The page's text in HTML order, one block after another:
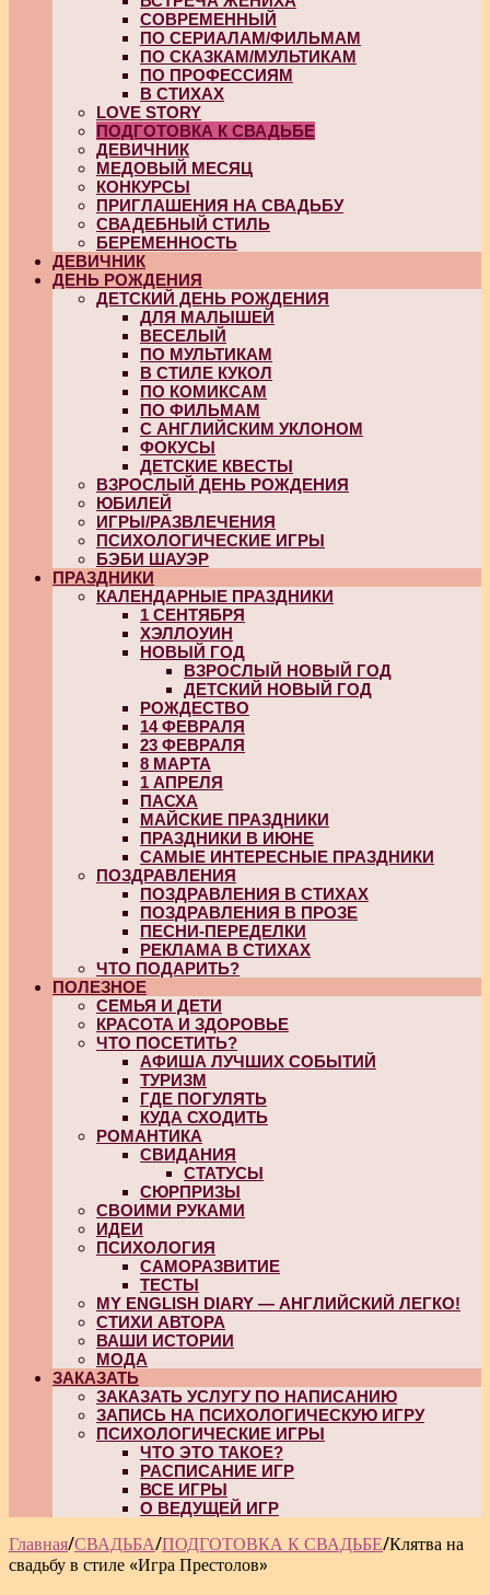
СОВРЕМЕННЫЙ
ПО СЕРИАЛАМ/ФИЛЬМАМ
ПО СКАЗКАМ/МУЛЬТИКАМ
ПО ПРОФЕССИЯМ
В СТИХАХ
LOVE STORY
ПОДГОТОВКА К СВАДЬБЕ
ДЕВИЧНИК
МЕДОВЫЙ МЕСЯЦ
КОНКУРСЫ
ПРИГЛАШЕНИЯ НА СВАДЬБУ
СВАДЕБНЫЙ СТИЛЬ
БЕРЕМЕННОСТЬ
ДЕВИЧНИК
ДЕНЬ РОЖДЕНИЯ
ДЕТСКИЙ ДЕНЬ РОЖДЕНИЯ
ДЛЯ МАЛЫШЕЙ
ВЕСЕЛЫЙ
ПО МУЛЬТИКАМ
В СТИЛЕ КУКОЛ
ПО КОМИКСАМ
ПО ФИЛЬМАМ
С АНГЛИЙСКИМ УКЛОНОМ
ФОКУСЫ
ДЕТСКИЕ КВЕСТЫ
ВЗРОСЛЫЙ ДЕНЬ РОЖДЕНИЯ
ЮБИЛЕЙ
ИГРЫ/РАЗВЛЕЧЕНИЯ
ПСИХОЛОГИЧЕСКИЕ ИГРЫ
БЭБИ ШАУЭР
ПРАЗДНИКИ
КАЛЕНДАРНЫЕ ПРАЗДНИКИ
1 СЕНТЯБРЯ
ХЭЛЛОУИН
НОВЫЙ ГОД
ВЗРОСЛЫЙ НОВЫЙ ГОД
ДЕТСКИЙ НОВЫЙ ГОД
РОЖДЕСТВО
14 ФЕВРАЛЯ
23 ФЕВРАЛЯ
8 МАРТА
1 АПРЕЛЯ
ПАСХА
МАЙСКИЕ ПРАЗДНИКИ
ПРАЗДНИКИ В ИЮНЕ
САМЫЕ ИНТЕРЕСНЫЕ ПРАЗДНИКИ
ПОЗДРАВЛЕНИЯ
ПОЗДРАВЛЕНИЯ В СТИХАХ
ПОЗДРАВЛЕНИЯ В ПРОЗЕ
ПЕСНИ-ПЕРЕДЕЛКИ
РЕКЛАМА В СТИХАХ
ЧТО ПОДАРИТЬ?
ПОЛЕЗНОЕ
СЕМЬЯ И ДЕТИ
КРАСОТА И ЗДОРОВЬЕ
ЧТО ПОСЕТИТЬ?
АФИША ЛУЧШИХ СОБЫТИЙ
ТУРИЗМ
ГДЕ ПОГУЛЯТЬ
КУДА СХОДИТЬ
РОМАНТИКА
СВИДАНИЯ
СТАТУСЫ
СЮРПРИЗЫ
СВОИМИ РУКАМИ
ИДЕИ
ПСИХОЛОГИЯ
САМОРАЗВИТИЕ
ТЕСТЫ
MY ENGLISH DIARY — АНГЛИЙСКИЙ ЛЕГКО!
СТИХИ АВТОРА
ВАШИ ИСТОРИИ
МОДА
ЗАКАЗАТЬ
ЗАКАЗАТЬ УСЛУГУ ПО НАПИСАНИЮ
ЗАПИСЬ НА ПСИХОЛОГИЧЕСКУЮ ИГРУ
ПСИХОЛОГИЧЕСКИЕ ИГРЫ
ЧТО ЭТО ТАКОЕ?
РАСПИСАНИЕ ИГР
ВСЕ ИГРЫ
О ВЕДУЩЕЙ ИГР
Главная/СВАДЬБА/ПОДГОТОВКА К СВАДЬБЕ/Клятва на
свадьбу в стиле «Игра Престолов»